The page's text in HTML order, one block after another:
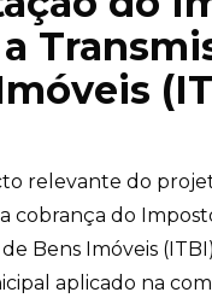
relevante do
cobrança do
de Bens Imóveis
aplicado na